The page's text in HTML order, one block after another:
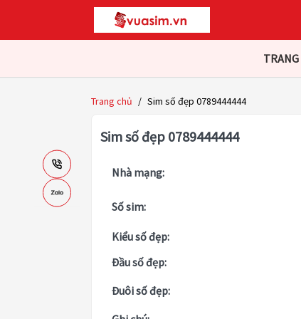
Trang chủ / Sim số đẹp 0789444444
Sim số đẹp 0789444444
Nhà mạng:
Số sim:
Kiểu số đẹp:
Đầu số đẹp:
Đuôi số đẹp: